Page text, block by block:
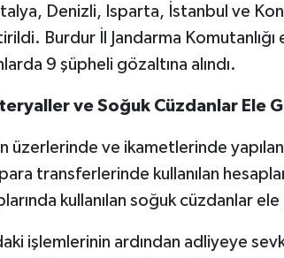
Denizli, Isparta, İstanbul ve
Burdur İl Jandarma
9 şüpheli gözaltına alındı.
ve Soğuk Cüzdanlar Ele
üzerlerinde ve ikametlerinde
transferlerinde kullanılan
kullanılan soğuk cüzdanlar
işlemlerinin ardından adliyeye